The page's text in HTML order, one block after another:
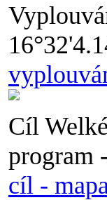
Cíl
program
cíl - mapa